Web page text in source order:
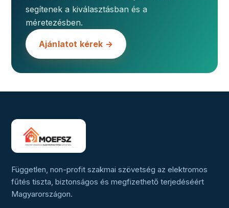
segítenek a kiválasztásban és a
méretezésben.
Ajánlatot kérek →
Független, non-profit szakmai szövetség az elektromos
fűtés tiszta, biztonságos és megfizethető terjedéséért
Magyarországon.